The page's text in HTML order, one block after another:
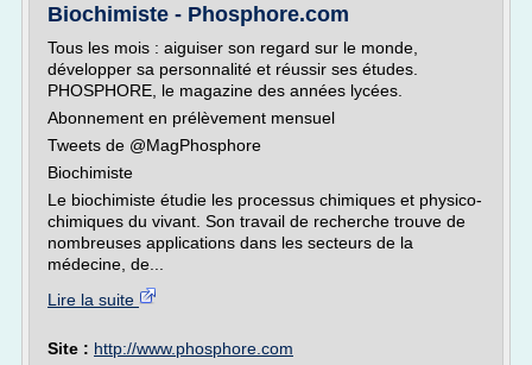
Biochimiste - Phosphore.com
Tous les mois : aiguiser son regard sur le monde,
développer sa personnalité et réussir ses études.
PHOSPHORE, le magazine des années lycées.
Abonnement en prélèvement mensuel
Tweets de @MagPhosphore
Biochimiste
Le biochimiste étudie les processus chimiques et physico-
chimiques du vivant. Son travail de recherche trouve de
nombreuses applications dans les secteurs de la
médecine, de...
Lire la suite
Site : http://www.phosphore.com